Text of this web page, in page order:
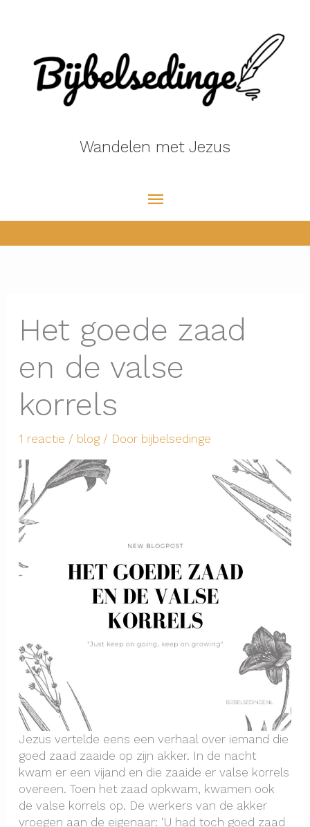
inhoud
Wandelen met Jezus
Hoofdmenu
Het goede zaad
en de valse
korrels
1 reactie / blog/ Door bijbelsedinge
Jezus vertelde eens een verhaal over iemand die
goed zaad zaaide op zijn akker. In de nacht
kwam er een vijand en die zaaide er valse korrels
overeen. Toen het zaad opkwam, kwamen ook
de valse korrels op. De werkers van de akker
vroegen aan de eigenaar: ‘U had toch goed zaad